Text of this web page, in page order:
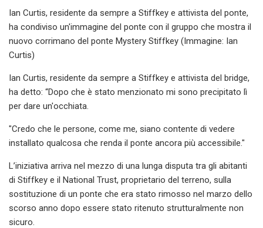
Ian Curtis, residente da sempre a Stiffkey e attivista del ponte,
ha condiviso un'immagine del ponte con il gruppo che mostra il
nuovo corrimano del ponte Mystery Stiffkey (Immagine: Ian
Curtis)
Ian Curtis, residente da sempre a Stiffkey e attivista del bridge,
ha detto: “Dopo che è stato menzionato mi sono precipitato lì
per dare un'occhiata.
"Credo che le persone, come me, siano contente di vedere
installato qualcosa che renda il ponte ancora più accessibile."
L’iniziativa arriva nel mezzo di una lunga disputa tra gli abitanti
di Stiffkey e il National Trust, proprietario del terreno, sulla
sostituzione di un ponte che era stato rimosso nel marzo dello
scorso anno dopo essere stato ritenuto strutturalmente non
sicuro.